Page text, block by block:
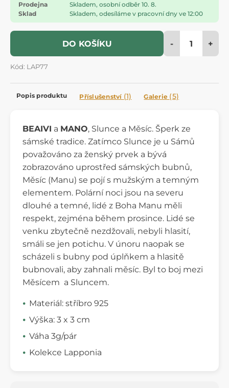
Prodejna
Skladem, osobní odběr 10. 8.
Sklad
Skladem, odesíláme v pracovní dny ve 12:00
DO KOŠÍKU - +
Kód: LAP77
Popis produktu Příslušenství (1) Galerie (5)
BEAIVI a MANO, Slunce a Měsíc. Šperk ze
sámské tradice. Zatímco Slunce je u Sámů
považováno za ženský prvek a bývá
zobrazováno uprostřed sámských bubnů,
Měsíc (Manu) se pojí s mužským a temným
elementem. Polární noci jsou na severu
dlouhé a temné, lidé z Boha Manu měli
respekt, zejména během prosince. Lidé se
venku zbytečně nezdžovali, nebyli hlasití,
smáli se jen potichu. V únoru naopak se
scházeli s bubny pod úplňkem a hlasitě
bubnovali, aby zahnali měsíc. Byl to boj mezi
Měsícem a Sluncem.
Materiál: stříbro 925
Výška: 3 x 3 cm
Váha 3g/pár
Kolekce Lapponia